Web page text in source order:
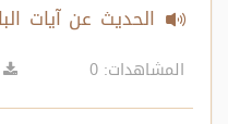
خفيفتان على
المشاهدات: 0